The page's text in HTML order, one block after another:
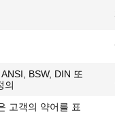
BSW, DIN 또
의
고객의 약어를 표